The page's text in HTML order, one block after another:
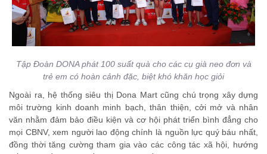
Tập Đoàn DONA phát 100 suất quà cho các cụ già neo đơn và
trẻ em có hoàn cảnh đặc, biệt khó khăn học giỏi
Ngoài ra, hệ thống siêu thị Dona Mart cũng chú trọng xây dựng
môi trường kinh doanh minh bạch, thân thiện, cởi mở và nhân
văn nhằm đảm bảo điều kiện và cơ hội phát triển bình đẳng cho
mọi CBNV, xem người lao động chính là nguồn lực quý báu nhất,
đồng thời tăng cường tham gia vào các công tác xã hội, hướng